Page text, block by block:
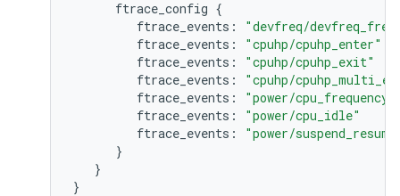
ftrace_config {
ftrace_events:
"devfreq/
ftrace_events:
"cpuhp/cpuhp_enter"
ftrace_events:
"cpuhp/cpuhp_exit"
ftrace_events:
"cpuhp/
ftrace_events:
"power/cpu_frequency"
ftrace_events:
"power/cpu_idle"
ftrace_events:
"power/
}
}
}